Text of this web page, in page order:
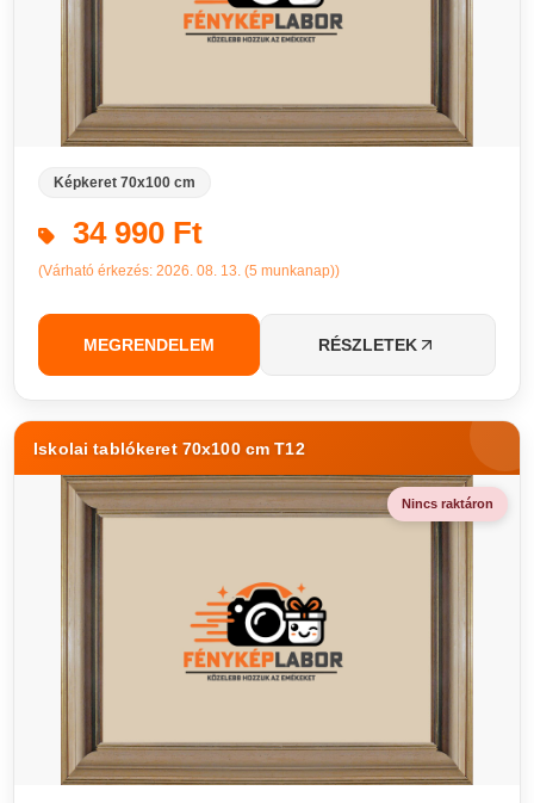
Képkeret 70x100 cm
34 990 Ft
(Várható érkezés: 2026. 08. 13. (5 munkanap))
MEGRENDELEM RÉSZLETEK
Iskolai tablókeret 70x100 cm T12
Nincs raktáron